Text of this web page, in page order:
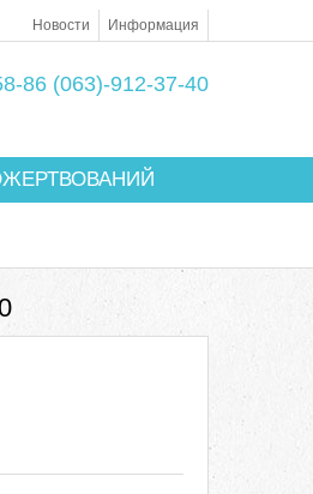
Информация
Новости
86 (063)-912-37-40